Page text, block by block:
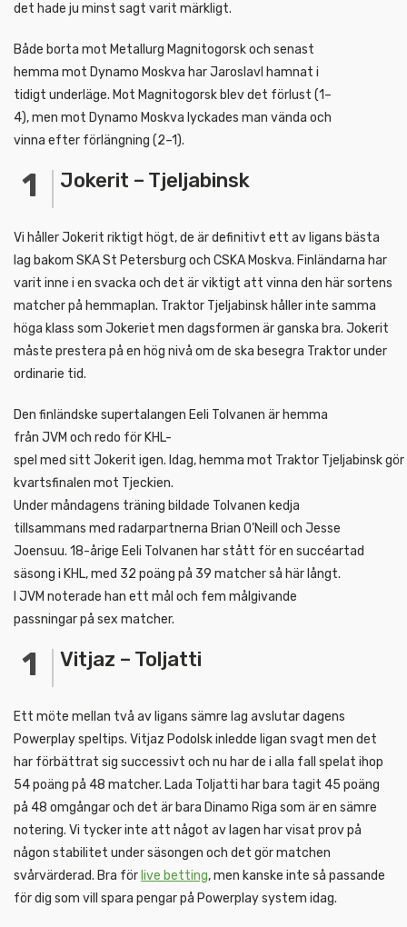
det hade ju minst sagt varit märkligt.
Både borta mot Metallurg Magnitogorsk och senast
hemma mot Dynamo Moskva har Jaroslavl hamnat i
tidigt underläge. Mot Magnitogorsk blev det förlust (1–
4), men mot Dynamo Moskva lyckades man vända och
vinna efter förlängning (2–1).
Jokerit – Tjeljabinsk
Vi håller Jokerit riktigt högt, de är definitivt ett av ligans bästa
lag bakom SKA St Petersburg och CSKA Moskva. Finländarna har
varit inne i en svacka och det är viktigt att vinna den här sortens
matcher på hemmaplan. Traktor Tjeljabinsk håller inte samma
höga klass som Jokeriet men dagsformen är ganska bra. Jokerit
måste prestera på en hög nivå om de ska besegra Traktor under
ordinarie tid.
Den finländske supertalangen Eeli Tolvanen är hemma
från JVM och redo för KHL-
spel med sitt Jokerit igen. Idag, hemma mot Traktor Tjeljabinsk
kvartsfinalen mot Tjeckien.
Under måndagens träning bildade Tolvanen kedja
tillsammans med radarpartnerna Brian O’Neill och Jesse
Joensuu. 18-årige Eeli Tolvanen har stått för en succéartad
säsong i KHL, med 32 poäng på 39 matcher så här långt.
I JVM noterade han ett mål och fem målgivande
passningar på sex matcher.
Vitjaz – Toljatti
Ett möte mellan två av ligans sämre lag avslutar dagens
Powerplay speltips. Vitjaz Podolsk inledde ligan svagt men det
har förbättrat sig successivt och nu har de i alla fall spelat ihop
54 poäng på 48 matcher. Lada Toljatti har bara tagit 45 poäng
på 48 omgångar och det är bara Dinamo Riga som är en sämre
notering. Vi tycker inte att något av lagen har visat prov på
någon stabilitet under säsongen och det gör matchen
svårvärderad. Bra för live betting, men kanske inte så passande
för dig som vill spara pengar på Powerplay system idag.